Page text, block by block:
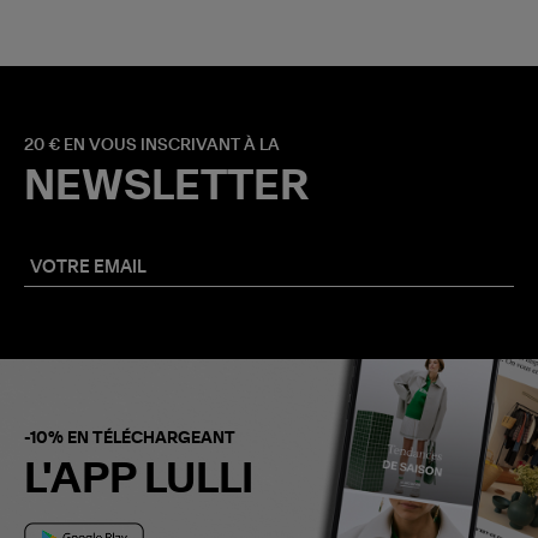
20 € EN VOUS INSCRIVANT À LA
NEWSLETTER
-10% EN TÉLÉCHARGEANT
L'APP LULLI